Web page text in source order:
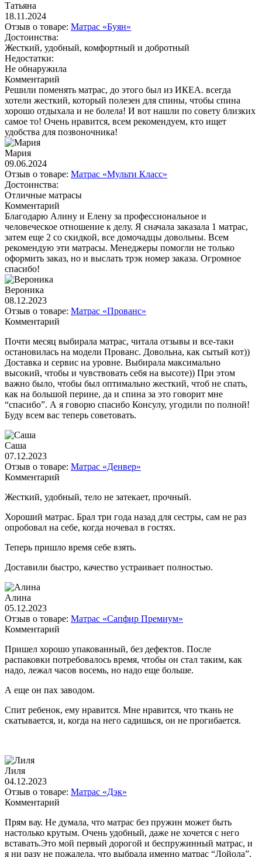
Татьяна
18.11.2024
Отзыв о товаре: Матрас «Буян»
Достоинства:
Жесткий, удобный, комфортный и добротный
Недостатки:
Не обнаружила
Комментарий
Решили поменять матрас, до этого был из ИКЕА. всегда
хотели жесткий, который полезен для спины, чтобы спина
хорошо отдыхала и не болела! И вот нашли по совету близких
самое то! Очень нравится, всем рекомендуем, кто ищет
удобства для позвоночника!
Мария
09.06.2024
Отзыв о товаре: Матрас «Мульти Класс»
Достоинства:
Отличные матрасы
Комментарий
Благодарю Алину и Елену за профессиональное и
человеческое отношение к делу. Я сначала заказала 1 матрас,
затем еще 2 со скидкой, все домочадцы довольны. Всем
рекомендую эти матрасы. Менеджеры помогли не только
оформить заказ, но и выслать трэк номер заказа. Огромное
спасибо!
Вероника
08.12.2023
Отзыв о товаре: Матрас «Прованс»
Комментарий
Почти месяц выбирала матрас, читала отзывы и все-таки
остановилась на модели Прованс. Довольна, как сытый кот))
Доставка и сервис на уровне. Выбирала максимально
высокий, чтобы и чувствовать себя на высоте)) При этом
важно было, чтобы был оптимально жесткий, чтоб не спать,
как на большой перине, да и спина за это говорит мне
“спасибо”. А я говорю спасибо Консулу, угодили по полной!
Буду всем вас теперь советовать.
Саша
07.12.2023
Отзыв о товаре: Матрас «Денвер»
Комментарий
Жесткий, удобный, тело не затекает, прочный.
Хороший матрас. Брал три года назад для сестры, сам не раз
опробовал на себе, когда ночевал в гостях.
Теперь пришло время себе взять.
Доставили быстро, качество устраивает полностью.
Алина
05.12.2023
Отзыв о товаре: Матрас «Сапфир Премиум»
Комментарий
Пришел хорошо упакованный, без дефектов. После
распаковки потребовалось время, чтобы он стал таким, как
надо, лежал часов восемь, но надо еще больше.
А еще он пах заводом.
Спит ребенок, ему нравится. Мне нравится, что ткань не
скатывается, и, когда на него садишься, он не прогибается.
Лиля
04.12.2023
Отзыв о товаре: Матрас «Дэк»
Комментарий
Прям вау. Не думала, что матрас без пружин может быть
настолько крутым. Очень удобный, даже не хочется с него
вставать.Это мой первый дорогой и беспружинный матрас, и
я ни разу не пожалела, что выбрала именно матрас “Лойола”.